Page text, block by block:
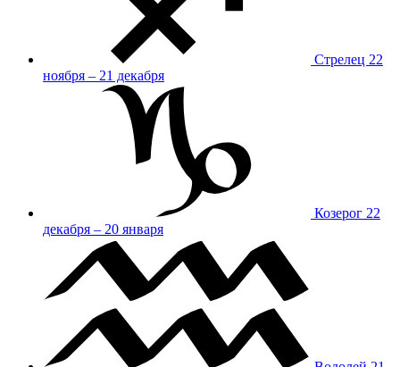
Стрелец 22
ноября – 21 декабря
Козерог 22
декабря – 20 января